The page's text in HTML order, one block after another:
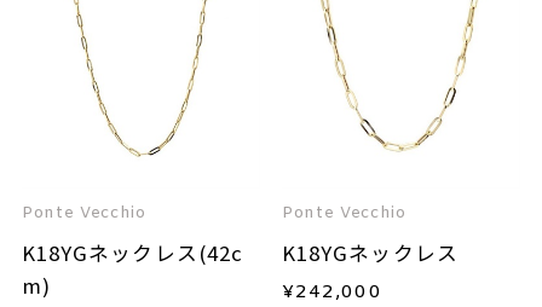
Ponte Vecchio
K18YGネックレス(42c
m)
Ponte Vecchio
K18YGネックレス
¥242,000